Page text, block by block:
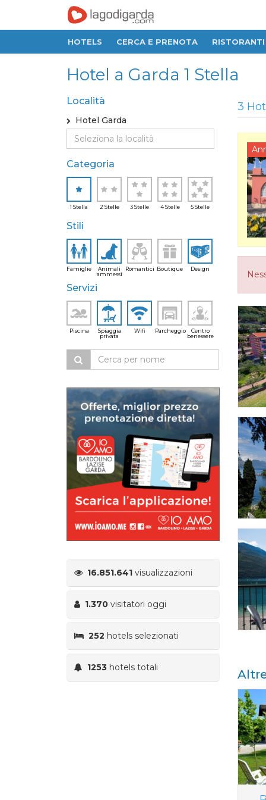
HOTELS CERCA E PRENOTA RISTORANTI
Hotel a Garda 1 Stella
Località
Hotel Garda
Categoria
1 Stella 2 Stelle 3 Stelle 4 Stelle 5 Stelle
Stili
Famiglie
Animali
ammessi
Romantici Boutique Design
Servizi
Piscina
Spiaggia
privata
Wifi Parcheggio
Centro
benessere
16.851.641 visualizzazioni
1.370 visitatori oggi
252 hotels selezionati
1253 hotels totali
3